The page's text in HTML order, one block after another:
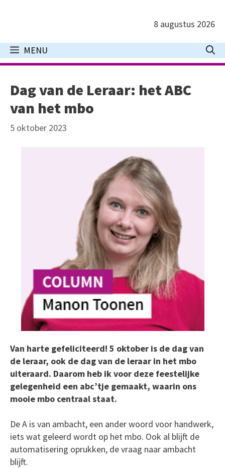
inhoud
8 augustus 2026
MENU
Dag van de Leraar: het ABC
van het mbo
5 oktober 2023
Van harte gefeliciteerd! 5 oktober is de dag van
de leraar, ook de dag van de leraar in het mbo
uiteraard. Daarom heb ik voor deze feestelijke
gelegenheid een abc’tje gemaakt, waarin ons
mooie mbo centraal staat.
De A is van ambacht, een ander woord voor handwerk,
iets wat geleerd wordt op het mbo. Ook al blijft de
automatisering oprukken, de vraag naar ambacht
blijft.